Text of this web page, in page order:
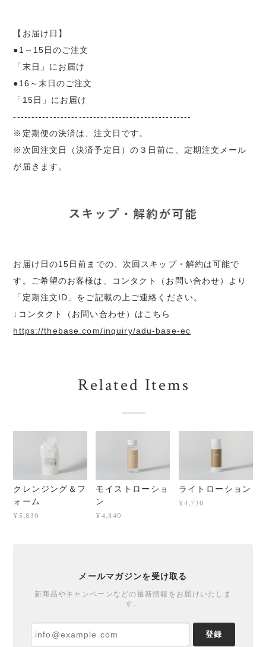
【お届け日】
●1～15日のご注文
「末日」にお届け
●16～末日のご注文
「15日」にお届け
-------------------------------------------------
※定期便の決済は、注文日です。
※次回注文日（決済予定日）の３日前に、定期注文メール
が届きます。
お届け日の15日前までの、次回スキップ・解約は可能で
す。ご希望のお客様は、コンタクト（お問い合わせ）より
「定期注文ID」をご記載の上ご連絡ください。
↓コンタクト（お問い合わせ）はこちら
https://thebase.com/inquiry/adu-base-ec
Related Items
クレンジング＆フ
ォーム
¥5,830
モイストローショ
ン
¥4,840
ライトローション
¥4,730
メールマガジンを受け取る
新商品やキャンペーンなどの最新情報をお届けいたしま
す。
登録